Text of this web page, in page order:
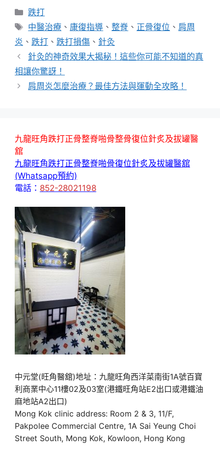
分
類
跌打
標
籤
中醫治療 、 康復指導 、整脊 、 正骨復位 、 肩周
炎 、 跌打 、 跌打損傷 、 針灸
針灸的神奇效果大揭秘！這些你可能不知道的真
相讓你驚訝！
肩周炎怎麼治療？最佳方法與運動全攻略！
九龍旺角跌打正骨整脊啪骨整骨復位針炙及拔罐醫
舘
九龍旺角跌打正骨整脊啪骨復位針炙及拔罐醫舘
(Whatsapp預約)
電話： 852-28021198
中元堂(旺角醫舘)地址：九龍旺角西洋菜南街1A號百寶
利商業中心11樓02及03室(港鐵旺角站E2出口或港鐵油
麻地站A2出口)
Mong Kok clinic address: Room 2 & 3, 11/F,
Pakpolee Commercial Centre, 1A Sai Yeung Choi
Street South, Mong Kok, Kowloon, Hong Kong